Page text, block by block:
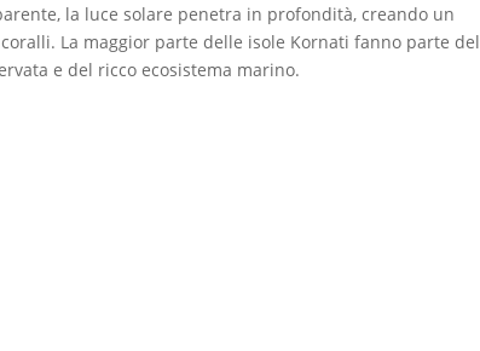
la luce solare penetra in profondità, creando un
La maggior parte delle isole Kornati fanno parte del
e del ricco ecosistema marino.